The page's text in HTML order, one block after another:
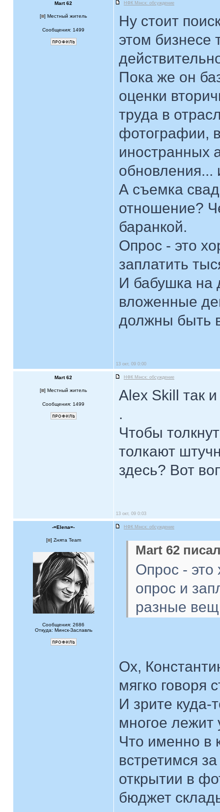
Mart 62 НФК Мiнск: обсуждение
[ ] Местный житель
Сообщения: 1499
Ну стоит
этом бизнесе
Пока же он
оценки
труда в
фотографии,
иностранных
обновления...
А съемка
отношение?
баранкой.
Опрос - это
заплатить
И бабушка на
вложенные
должны быть
13 окт, 09 0:00
Mart 62 НФК Мiнск: обсуждение
[ ] Местный житель
Сообщения: 1499
Alex Skill так
.
Чтобы
толкают
здесь? Вот
13 окт, 09 0:03
-=Elena=- НФК Мiнск: обсуждение
[ ] Zнята Team
Сообщения: 2686
Откуда: Минск-Заславль
Mart 62
Опрос - это
опрос и
разные
Ох,
мягко говоря
И зрите куда-
многое лежит
Что именно в
встретимся
открытии в
бюджет